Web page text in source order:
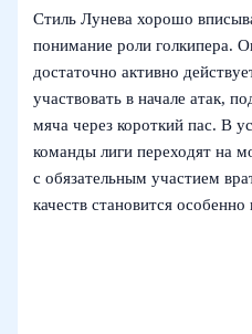
Стиль Лунева хорошо
понимание роли голкипера.
достаточно активно
участвовать в начале атак,
мяча через короткий пас. В
команды лиги переходят на
с обязательным участием
качеств становится